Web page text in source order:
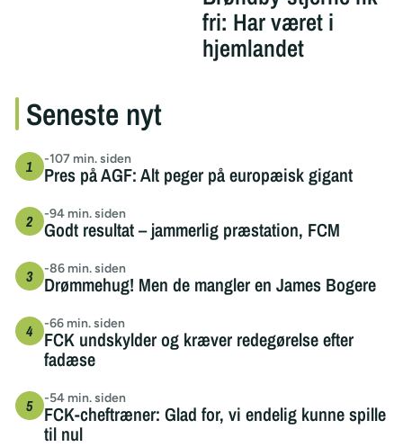
fri: Har været i
hjemlandet
Seneste nyt
-107 min. siden
Pres på AGF: Alt peger på europæisk gigant
-94 min. siden
Godt resultat – jammerlig præstation, FCM
-86 min. siden
Drømmehug! Men de mangler en James Bogere
-66 min. siden
FCK undskylder og kræver redegørelse efter
fadæse
-54 min. siden
FCK-cheftræner: Glad for, vi endelig kunne spille
til nul